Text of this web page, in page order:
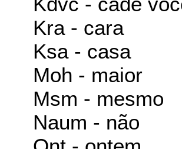
Kra - cara
Ksa - casa
Moh - maior
Msm - mesmo
Naum - não